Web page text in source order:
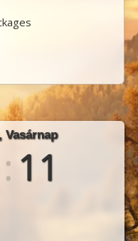
Vasárnap
: 11